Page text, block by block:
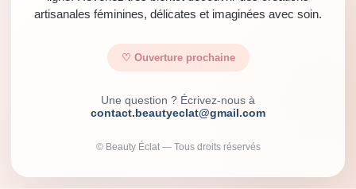
artisanales féminines, délicates et imaginées avec soin.
♡ Ouverture prochaine
Une question ? Écrivez-nous à
contact.beautyeclat@gmail.com
© Beauty Éclat — Tous droits réservés